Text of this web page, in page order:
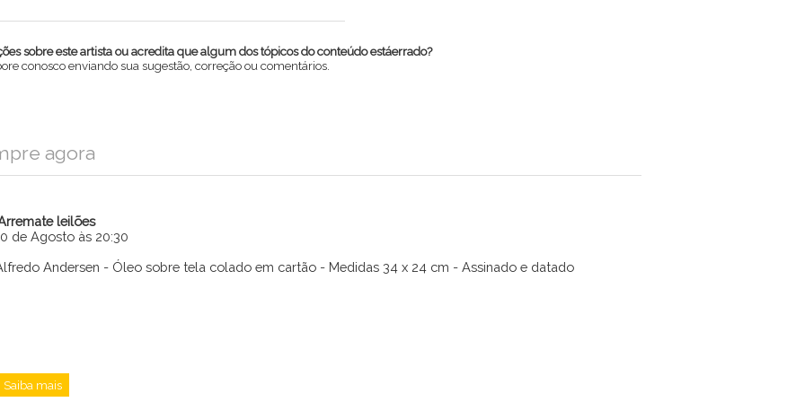
sobre este artista ou acredita que algum dos tópicos do conteúdo estáerrado?
conosco enviando sua sugestão, correção ou comentários.
agora
leilões
de Agosto às 20:30
Andersen - Óleo sobre tela colado em cartão - Medidas 34 x 24 cm - Assinado e datado
Saiba mais